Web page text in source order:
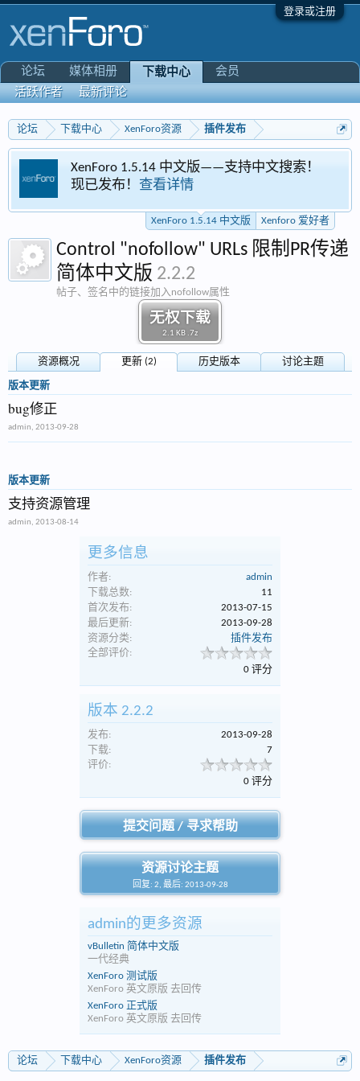
登录或注册
论坛 下载中心 XenForo资源 插件发布
XenForo 1.5.14 中文版——支持中文搜索！
现已发布！ 查看详情
XenForo 1.5.14 中文版 Xenforo 爱好者
无权下载
2.1 KB .7z
Control "nofollow" URLs 限制PR传递
简体中文版 2.2.2
帖子、签名中的链接加入nofollow属性
资源概况 更新 (2) 历史版本 讨论主题
版本更新
bug修正
admin, 2013-09-28
版本更新
支持资源管理
admin, 2013-08-14
更多信息
作者:
admin
下载总数:
11
首次发布:
2013-07-15
最后更新:
2013-09-28
资源分类:
插件发布
全部评价:
0 评分
版本 2.2.2
发布:
2013-09-28
下载:
7
评价:
0 评分
提交问题 / 寻求帮助
资源讨论主题
回复: 2, 最后: 2013-09-28
admin的更多资源
vBulletin 简体中文版
一代经典
XenForo 测试版
XenForo 英文原版 去回传
XenForo 正式版
XenForo 英文原版 去回传
论坛 下载中心 XenForo资源 插件发布
论坛 媒体相册
下载中心
活跃作者
最新评论
会员